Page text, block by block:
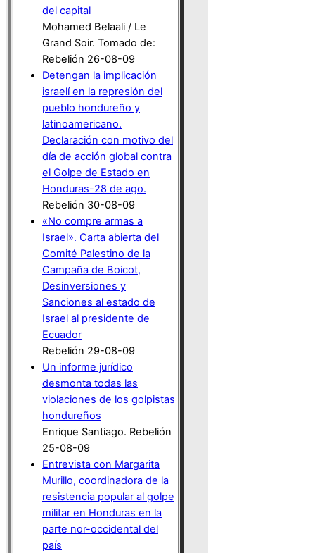
del capital
Mohamed Belaali / Le
Grand Soir. Tomado de:
Rebelión 26-08-09
Detengan la implicación
israelí en la represión del
pueblo hondureño y
latinoamericano.
Declaración con motivo del
día de acción global contra
el Golpe de Estado en
Honduras-28 de ago.
Rebelión 30-08-09
«No compre armas a
Israel». Carta abierta del
Comité Palestino de la
Campaña de Boicot,
Desinversiones y
Sanciones al estado de
Israel al presidente de
Ecuador
Rebelión 29-08-09
Un informe jurídico
desmonta todas las
violaciones de los golpistas
hondureños
Enrique Santiago. Rebelión
25-08-09
Entrevista con Margarita
Murillo, coordinadora de la
resistencia popular al golpe
militar en Honduras en la
parte nor-occidental del
país